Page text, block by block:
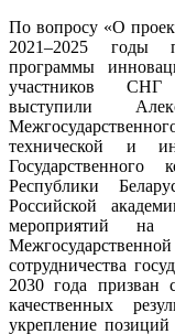
По вопросу «О
2021–2025 годы
программы
участников
выступили
технической и
Республики
Российской
мероприятий на
сотрудничества
2030 года призван
качественных
укрепление